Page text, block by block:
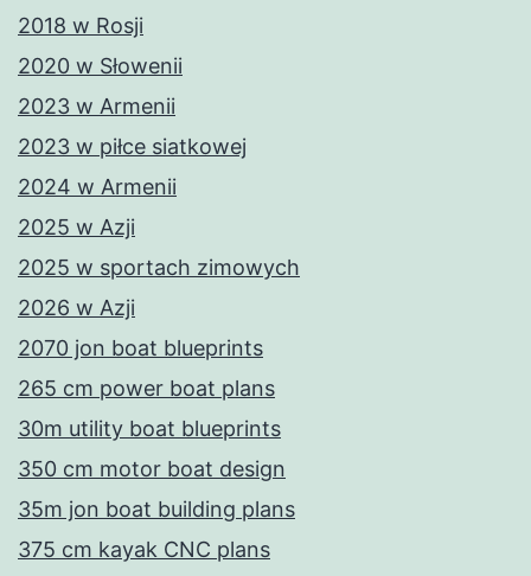
2018 w Rosji
2020 w Słowenii
2023 w Armenii
2023 w piłce siatkowej
2024 w Armenii
2025 w Azji
2025 w sportach zimowych
2026 w Azji
2070 jon boat blueprints
265 cm power boat plans
30m utility boat blueprints
350 cm motor boat design
35m jon boat building plans
375 cm kayak CNC plans